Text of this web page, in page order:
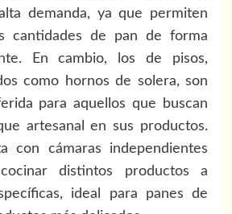
demanda, ya que permiten
cantidades de pan de forma
En cambio, los de pisos,
como hornos de solera, son
para aquellos que buscan
artesanal en sus productos.
con cámaras independientes
distintos productos a
ideal para panes de